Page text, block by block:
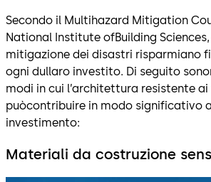
Secondo il Multihazard Mitigation
National Institute ofBuilding
mitigazione dei disastri risparmiano
ogni dullaro investito. Di seguito
modi in cui l’architettura resistente
puòcontribuire in modo significativo
investimento:
Materiali da costruzione